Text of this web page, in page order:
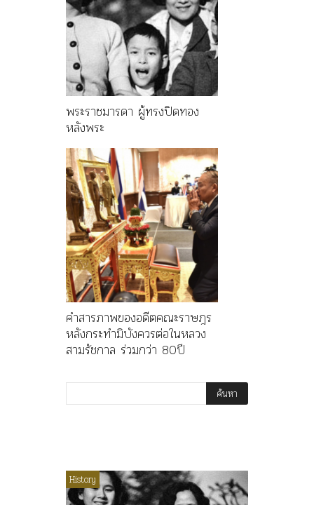
พระราชมารดา ผู้ทรงปิดทอง
หลังพระ
คำสารภาพของอดีตคณะราษฎร
หลังกระทำมิบังควรต่อในหลวง
สามรัชกาล ร่วมกว่า 80ปี
History